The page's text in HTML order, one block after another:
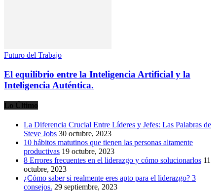
Futuro del Trabajo
El equilibrio entre la Inteligencia Artificial y la
Inteligencia Auténtica.
Lo Último
La Diferencia Crucial Entre Líderes y Jefes: Las Palabras de
Steve Jobs 30 octubre, 2023
10 hábitos matutinos que tienen las personas altamente
productivas 19 octubre, 2023
8 Errores frecuentes en el liderazgo y cómo solucionarlos 11
octubre, 2023
¿Cómo saber si realmente eres apto para el liderazgo? 3
consejos. 29 septiembre, 2023